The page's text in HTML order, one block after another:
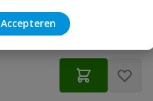
Accepteren